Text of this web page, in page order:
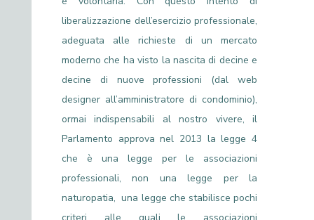
liberalizzazione dell’esercizio professionale,
adeguata alle richieste di un mercato
moderno che ha visto la nascita di decine e
decine di nuove professioni (dal web
designer all’amministratore di condominio),
ormai indispensabili al nostro vivere, il
Parlamento approva nel 2013 la legge 4
che è una legge per le associazioni
professionali, non una legge per la
naturopatia, una legge che stabilisce pochi